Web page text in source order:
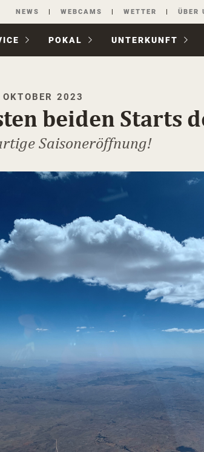
Navigation
überspringen
NEWS WEBCAMS WETTER ÜBER
POKAL UNTER­KUNFT
2023
beiden Starts
Saisoneröffnung!